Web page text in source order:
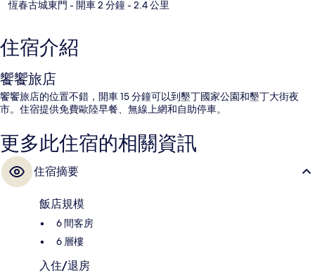
恆春古城東門 - 開車 2 分鐘- 2.4 公里
住宿介紹
饗饗旅店
饗饗旅店的位置不錯，開車 15 分鐘可以到墾丁國家公園和墾丁大街夜
市。住宿提供免費歐陸早餐、無線上網和自助停車。
更多此住宿的相關資訊
住宿摘要
飯店規模
6 間客房
6 層樓
入住/退房